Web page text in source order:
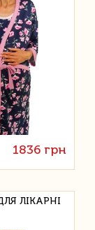
1836 грн
ЛІКАРНІ